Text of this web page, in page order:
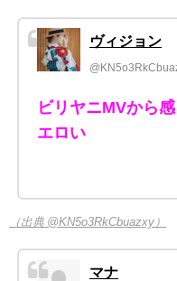
ヴィジョン
ビリヤニMVから
エロい
（出典 @KN5o3RkCbuazxy）
マナ